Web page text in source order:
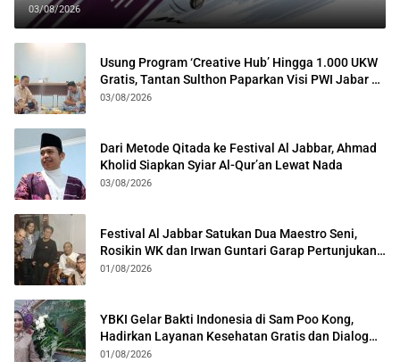
03/08/2026
Usung Program ‘Creative Hub’ Hingga 1.000 UKW
Gratis, Tantan Sulthon Paparkan Visi PWI Jabar di
Kota Bogor
03/08/2026
Dari Metode Qitada ke Festival Al Jabbar, Ahmad
Kholid Siapkan Syiar Al-Qur’an Lewat Nada
03/08/2026
Festival Al Jabbar Satukan Dua Maestro Seni,
Rosikin WK dan Irwan Guntari Garap Pertunjukan
Kolosal
01/08/2026
YBKI Gelar Bakti Indonesia di Sam Poo Kong,
Hadirkan Layanan Kesehatan Gratis dan Dialog
Kebangsaan
01/08/2026